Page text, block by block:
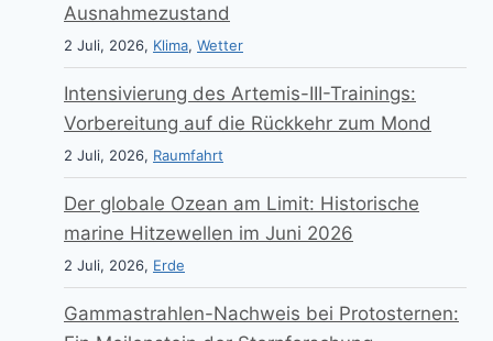
Ausnahmezustand
2 Juli, 2026, Klima, Wetter
Intensivierung des Artemis-III-Trainings:
Vorbereitung auf die Rückkehr zum Mond
2 Juli, 2026, Raumfahrt
Der globale Ozean am Limit: Historische
marine Hitzewellen im Juni 2026
2 Juli, 2026, Erde
Gammastrahlen-Nachweis bei Protosternen: